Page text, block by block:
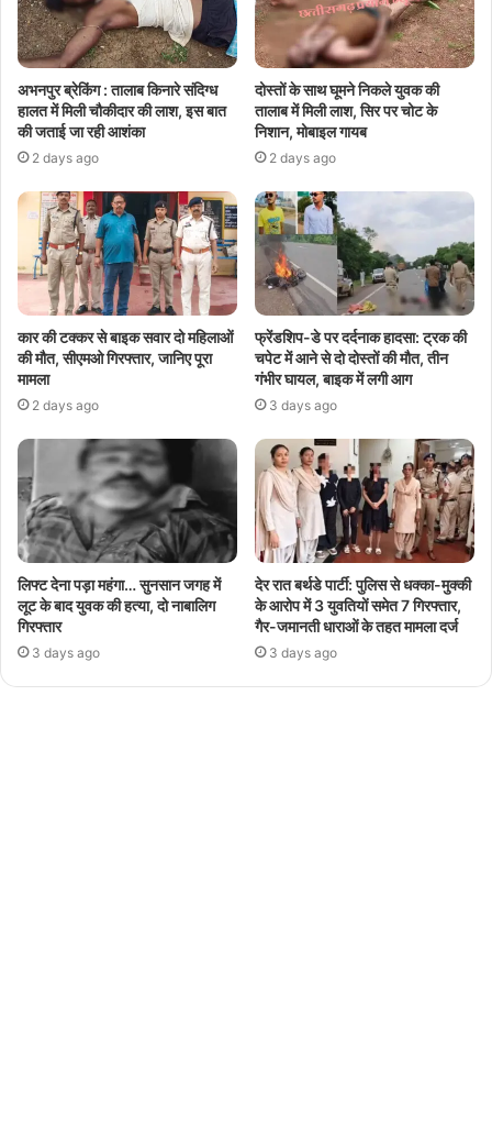
अभनपुर ब्रेकिंग : तालाब किनारे संदिग्ध
हालत में मिली चौकीदार की लाश, इस बात
की जताई जा रही आशंका
2 days ago
दोस्तों के साथ घूमने निकले युवक की
तालाब में मिली लाश, सिर पर चोट के
निशान, मोबाइल गायब
2 days ago
कार की टक्कर से बाइक सवार दो महिलाओं
की मौत, सीएमओ गिरफ्तार, जानिए पूरा
मामला
2 days ago
फ्रेंडशिप-डे पर दर्दनाक हादसा: ट्रक की
चपेट में आने से दो दोस्तों की मौत, तीन
गंभीर घायल, बाइक में लगी आग
3 days ago
लिफ्ट देना पड़ा महंगा… सुनसान जगह में
लूट के बाद युवक की हत्या, दो नाबालिग
गिरफ्तार
3 days ago
देर रात बर्थडे पार्टी: पुलिस से धक्का-मुक्की
के आरोप में 3 युवतियों समेत 7 गिरफ्तार,
गैर-जमानती धाराओं के तहत मामला दर्ज
3 days ago